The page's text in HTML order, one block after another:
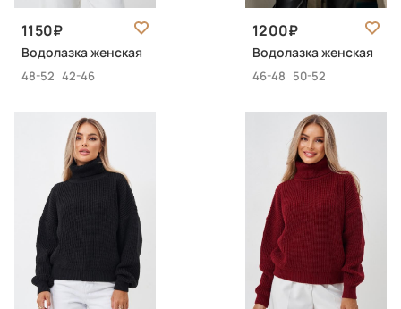
1150
Водолазка женская
48-52 42-46
1200
Водолазка женская
46-48 50-52